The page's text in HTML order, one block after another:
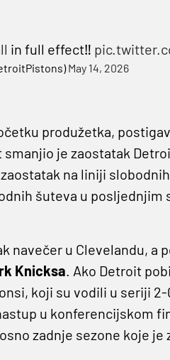
in full effect‼️
May 14, 2026
produžetka,
je zaostatak
na liniji
šuteva u posljednjim
navečer u Clevelandu, a
Knicksa. Ako Detroit
koji su vodili u seriji
u konferencijskom
zadnje sezone koje je